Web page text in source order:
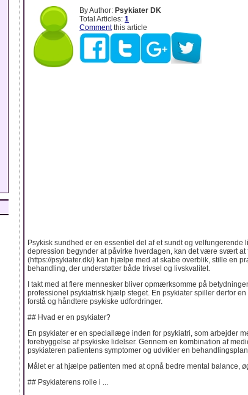
By Author: Psykiater DK
Total Articles: 1
Commentthis article
Psykisk sundhed er en essentiel del af et sundt og velfungerende
depression begynder at påvirke hverdagen, kan det være svært at
(https://psykiater.dk/) kan hjælpe med at skabe overblik, stille en
behandling, der understøtter både trivsel og livskvalitet.
I takt med at flere mennesker bliver opmærksomme på
professionel psykiatrisk hjælp steget. En psykiater spiller derfor
forstå og håndtere psykiske udfordringer.
## Hvad er en psykiater?
En psykiater er en speciallæge inden for psykiatri, som arbejder
forebyggelse af psykiske lidelser. Gennem en kombination af
psykiateren patientens symptomer og udvikler en
Målet er at hjælpe patienten med at opnå bedre mental balance,
## Psykiaterens rolle i ...